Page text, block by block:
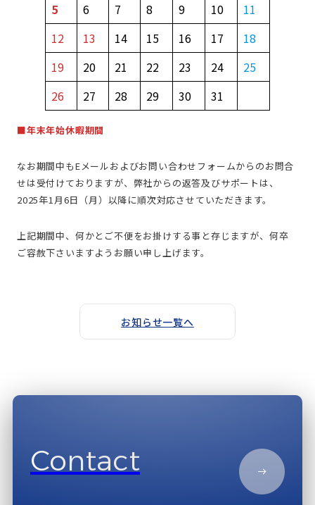
5
6 7 8 9 10
11
12
13 14 15 16 17
18
19
20 21 22 23 24
25
26
27 28 29 30 31
■年末年始休暇期間
なお期間中もEメールおよびお問い合わせフォームからのお問合
せは受付けておりますが、弊社からの返答及びサポートは、
2025年1月6日（月）以降に順次対応させていただきます。
上記期間中、何かとご不便をお掛けする事と存じますが、何卒
ご容赦下さいますようお願い申し上げます。
お知らせ一覧へ
Contact